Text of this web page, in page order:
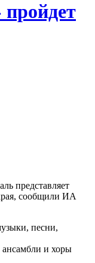
представляет
сообщили ИА
песни,
ансамбли и хоры